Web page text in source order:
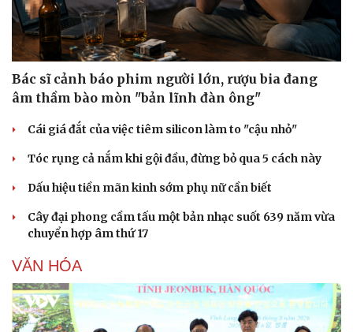
Sức khỏe
Dinh dưỡng - món ngon
Cây thuốc
Sản phụ khoa
Nhà đẹp
Blog
Tình yêu - Gia đình
Bác sĩ cảnh báo phim người lớn, rượu bia đang
âm thầm bào mòn "bản lĩnh đàn ông"
Cái giá đắt của việc tiêm silicon làm to "cậu nhỏ"
Tóc rụng cả nắm khi gội đầu, đừng bỏ qua 5 cách này
Dấu hiệu tiền mãn kinh sớm phụ nữ cần biết
Cây đại phong cầm tấu một bản nhạc suốt 639 năm vừa
chuyển hợp âm thứ 17
VĂN HÓA